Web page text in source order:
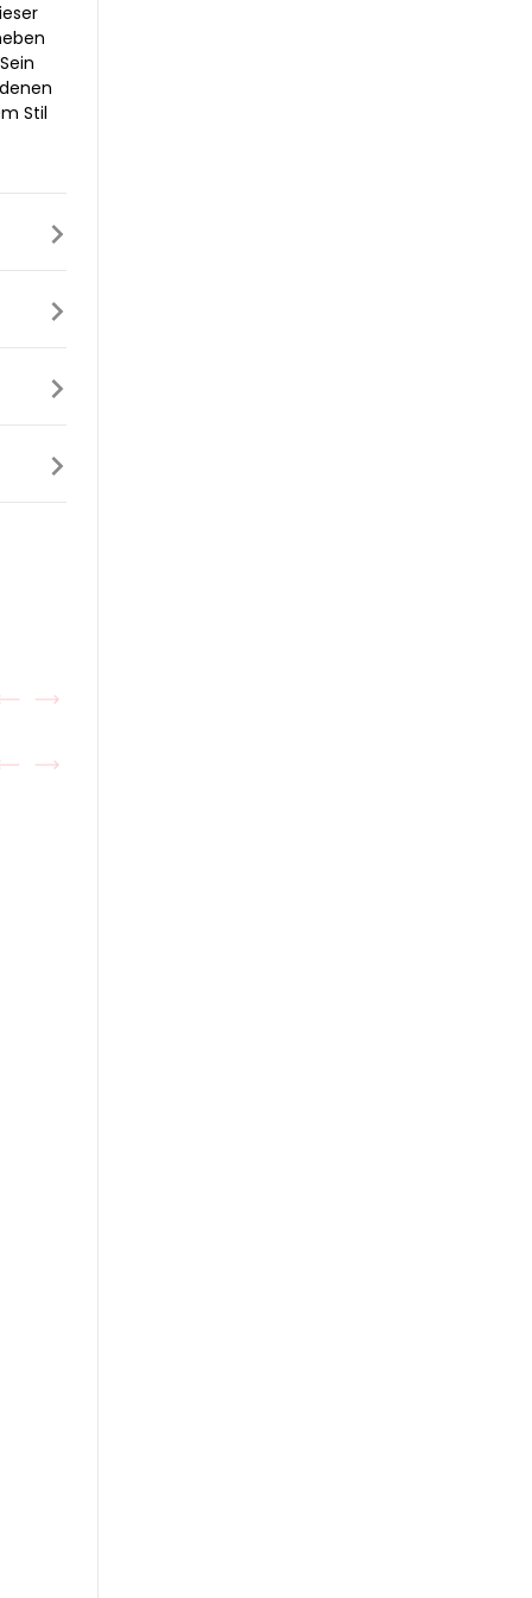
Stil